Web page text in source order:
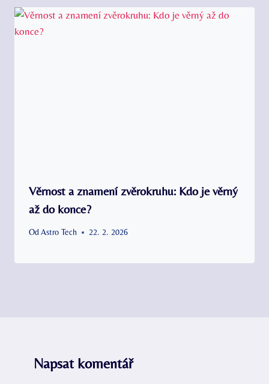
Věrnost a znamení zvěrokruhu: Kdo je věrný
až do konce?
Od Astro Tech 22. 2. 2026
Napsat komentář